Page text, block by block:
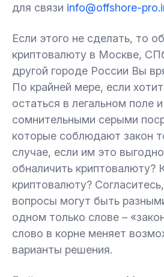
для связи info@offshore-
Если этого не сделать, то
криптовалюту в Москве,
другой городе России Вы
По крайней мере, если
остаться в легальном поле
сомнительными серыми
которые соблюдают закон
случае, если им это
обналичить криптовалюту?
криптовалюту?
вопросы могут быть
одном только слове –
слово в корне меняет
варианты решения.